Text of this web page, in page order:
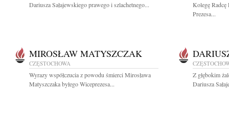
Dariusza Sałajewskiego prawego i szlachetnego...
Kolegę Radcę
Prezesa...
MIROSŁAW MATYSZCZAK
CZĘSTOCHOWA
Wyrazy współczucia z powodu śmierci Mirosława
Matyszczaka byłego Wiceprezesa...
Z głębokim
Dariusza